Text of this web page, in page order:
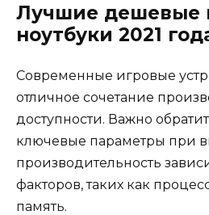
Лучшие дешевые
ноутбуки 2021
Современные игровые
отличное сочетание
доступности. Важно
ключевые параметры при
производительность
факторов, таких как
память.